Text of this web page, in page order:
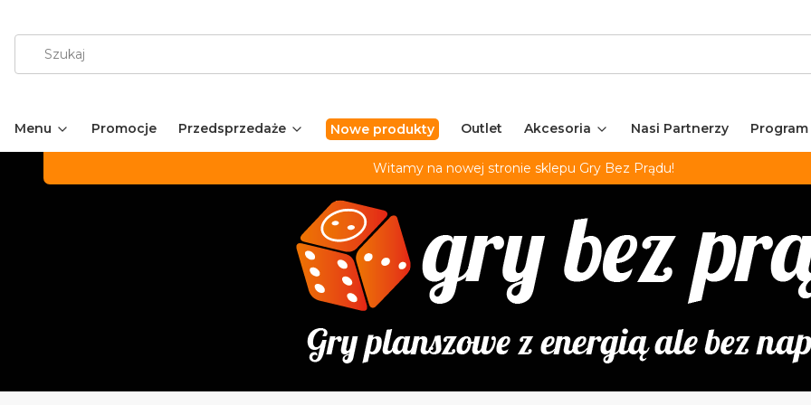
Menu Promocje Przedsprzedaże Nowe produkty Outlet Akcesoria Nasi Partnerzy
Witamy na nowej stronie sklepu Gry Bez Prądu!